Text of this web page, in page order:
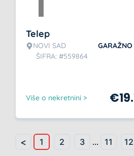
Telep
NOVI SAD
ŠIFRA: #559864
GARAŽNO
Više o nekretnini > €
< 1 2 3 ... 11 12